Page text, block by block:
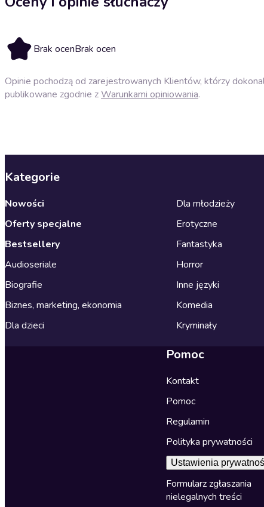
Brak ocenBrak ocen
Opinie pochodzą od zarejestrowanych Klientów, którzy
publikowane zgodnie zWarunkami opiniowania.
Kategorie
Nowości
Oferty specjalne
Bestsellery
Audioseriale
Biografie
Biznes, marketing, ekonomia
Dla dzieci
Dla młodzieży
Erotyczne
Fantastyka
Horror
Inne języki
Komedia
Kryminały
Pomoc
Kontakt
Pomoc
Regulamin
Polityka prywatności
Ustawienia
Formularz zgłaszania
nielegalnych treści